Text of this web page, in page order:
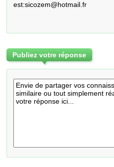
est:sicozem@hotmail.fr
Publiez votre réponse